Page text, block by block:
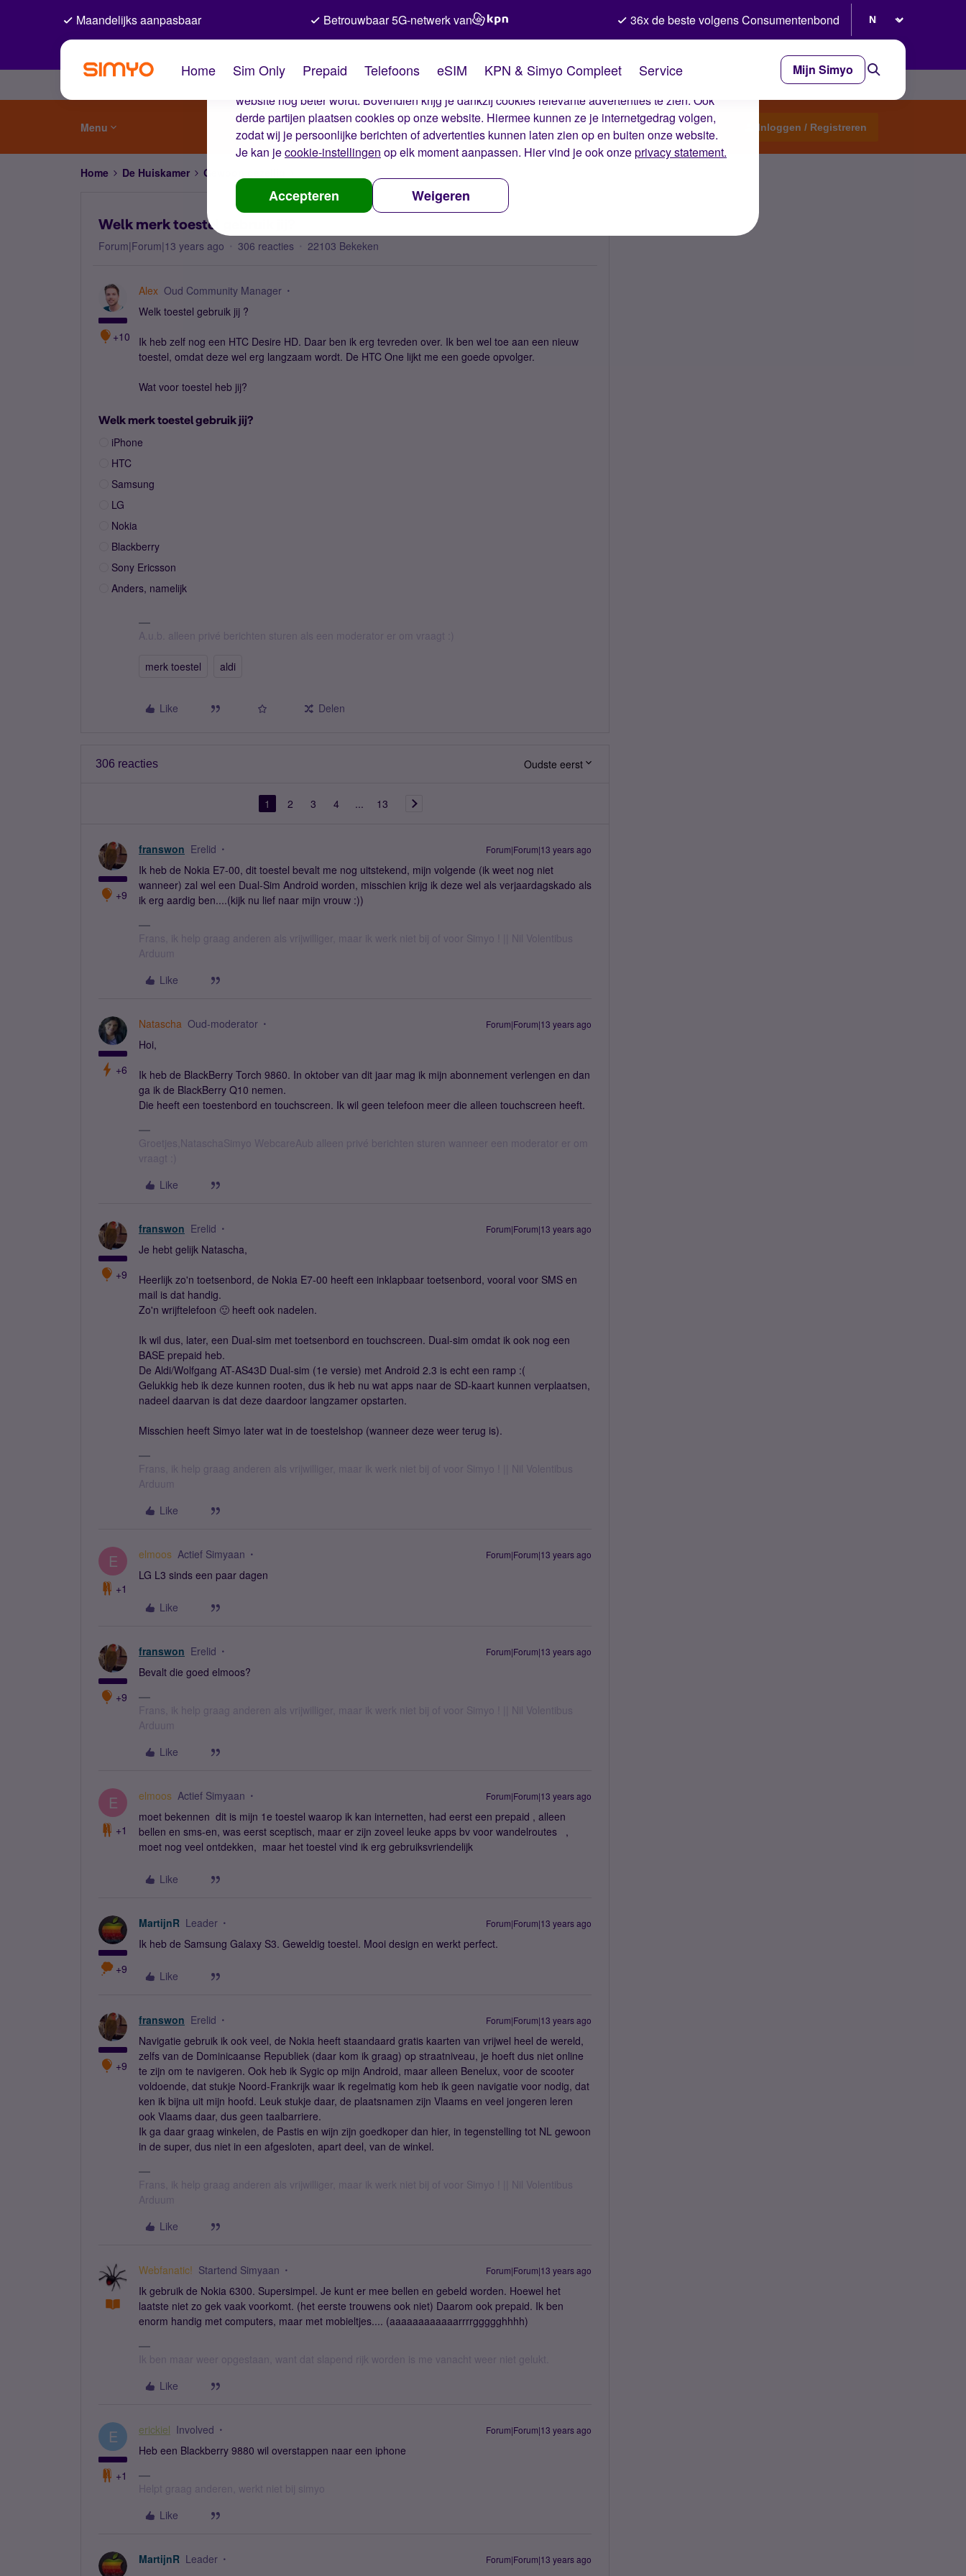
De cookies van Simyo
Wij gebruiken cookies op onze website. Met deze cookies zorgen wij ervoor dat je ervaring op de
website nog beter wordt. Bovendien krijg je dankzij cookies relevante advertenties te zien. Ook
derde partijen plaatsen cookies op onze website. Hiermee kunnen ze je internetgedrag volgen,
zodat wij je persoonlijke berichten of advertenties kunnen laten zien op en buiten onze website.
Je kan jecookie-instellingen op elk moment aanpassen. Hier vind je ook onzeprivacy statement.
Accepteren Weigeren
Maandelijks aanpasbaar Betrouwbaar 5G-netwerk van 36x de beste volgens Consumentenbond
Home Sim Only Prepaid Telefoons eSIM KPN & Simyo Compleet Service Mijn Simyo
Menu Start een topic Inloggen / Registreren
Home De Huiskamer Gewoon gezellig
Welk merk toestel gebruik jij?
Forum|Forum|13 years ago 306 reacties 22103 Bekeken
+10
Alex Oud Community Manager
Welk toestel gebruik jij ?
Ik heb zelf nog een HTC Desire HD. Daar ben ik erg tevreden over. Ik ben wel toe aan een nieuw
toestel, omdat deze wel erg langzaam wordt. De HTC One lijkt me een goede opvolger.
Wat voor toestel heb jij?
Welk merk toestel gebruik jij?
iPhone
HTC
Samsung
LG
Nokia
Blackberry
Sony Ericsson
Anders, namelijk
A.u.b. alleen privé berichten sturen als een moderator er om vraagt :)
merk toestel aldi
Like Delen
306 reacties Oudste eerst
1 2 3 4 ... 13
+9
franswon Erelid Forum|Forum|13 years ago
Ik heb de Nokia E7-00, dit toestel bevalt me nog uitstekend, mijn volgende (ik weet nog niet
wanneer) zal wel een Dual-Sim Android worden, misschien krijg ik deze wel als verjaardagskado als
ik erg aardig ben....(kijk nu lief naar mijn vrouw :))
Frans, ik help graag anderen als vrijwilliger, maar ik werk niet bij of voor Simyo ! || Nil Volentibus
Arduum
Like
+6
Natascha Oud-moderator Forum|Forum|13 years ago
Hoi,
Ik heb de BlackBerry Torch 9860. In oktober van dit jaar mag ik mijn abonnement verlengen en dan
ga ik de BlackBerry Q10 nemen.
Die heeft een toestenbord en touchscreen. Ik wil geen telefoon meer die alleen touchscreen heeft.
Groetjes,NataschaSimyo WebcareAub alleen privé berichten sturen wanneer een moderator er om
vraagt :)
Like
+9
franswon Erelid Forum|Forum|13 years ago
Je hebt gelijk Natascha,
Heerlijk zo'n toetsenbord, de Nokia E7-00 heeft een inklapbaar toetsenbord, vooral voor SMS en
mail is dat handig.
Zo'n wrijftelefoon 🙂 heeft ook nadelen.
Ik wil dus, later, een Dual-sim met toetsenbord en touchscreen. Dual-sim omdat ik ook nog een
BASE prepaid heb.
De Aldi/Wolfgang AT-AS43D Dual-sim (1e versie) met Android 2.3 is echt een ramp :(
Gelukkig heb ik deze kunnen rooten, dus ik heb nu wat apps naar de SD-kaart kunnen verplaatsen,
nadeel daarvan is dat deze daardoor langzamer opstarten.
Misschien heeft Simyo later wat in de toestelshop (wanneer deze weer terug is).
Frans, ik help graag anderen als vrijwilliger, maar ik werk niet bij of voor Simyo ! || Nil Volentibus
Arduum
Like
E
+1
elmoos Actief Simyaan Forum|Forum|13 years ago
LG L3 sinds een paar dagen
Like
+9
franswon Erelid Forum|Forum|13 years ago
Bevalt die goed elmoos?
Frans, ik help graag anderen als vrijwilliger, maar ik werk niet bij of voor Simyo ! || Nil Volentibus
Arduum
Like
E
+1
elmoos Actief Simyaan Forum|Forum|13 years ago
moet bekennen dit is mijn 1e toestel waarop ik kan internetten, had eerst een prepaid , alleen
bellen en sms-en, was eerst sceptisch, maar er zijn zoveel leuke apps bv voor wandelroutes ,
moet nog veel ontdekken, maar het toestel vind ik erg gebruiksvriendelijk
Like
+9
MartijnR Leader Forum|Forum|13 years ago
Ik heb de Samsung Galaxy S3. Geweldig toestel. Mooi design en werkt perfect.
Like
+9
franswon Erelid Forum|Forum|13 years ago
Navigatie gebruik ik ook veel, de Nokia heeft staandaard gratis kaarten van vrijwel heel de wereld,
zelfs van de Dominicaanse Republiek (daar kom ik graag) op straatniveau, je hoeft dus niet online
te zijn om te navigeren. Ook heb ik Sygic op mijn Android, maar alleen Benelux, voor de scooter
voldoende, dat stukje Noord-Frankrijk waar ik regelmatig kom heb ik geen navigatie voor nodig, dat
ken ik bijna uit mijn hoofd. Leuk stukje daar, de plaatsnamen zijn Vlaams en veel jongeren leren
ook Vlaams daar, dus geen taalbarriere.
Ik ga daar graag winkelen, de Pastis en wijn zijn goedkoper dan hier, in tegenstelling tot NL gewoon
in de super, dus niet in een afgesloten, apart deel, van de winkel.
Frans, ik help graag anderen als vrijwilliger, maar ik werk niet bij of voor Simyo ! || Nil Volentibus
Arduum
Like
Webfanatic! Startend Simyaan Forum|Forum|13 years ago
Ik gebruik de Nokia 6300. Supersimpel. Je kunt er mee bellen en gebeld worden. Hoewel het
laatste niet zo gek vaak voorkomt. (het eerste trouwens ook niet) Daarom ook prepaid. Ik ben
enorm handig met computers, maar met mobieltjes.... (aaaaaaaaaaaarrrrggggghhhh)
Ik ben maar weer opgestaan, want dat slapend rijk worden is me vanacht weer niet gelukt.
Like
E
+1
erickiel Involved Forum|Forum|13 years ago
Heb een Blackberry 9880 wil overstappen naar een iphone
Helpt graag anderen, werkt niet bij simyo
Like
MartijnR Leader Forum|Forum|13 years ago